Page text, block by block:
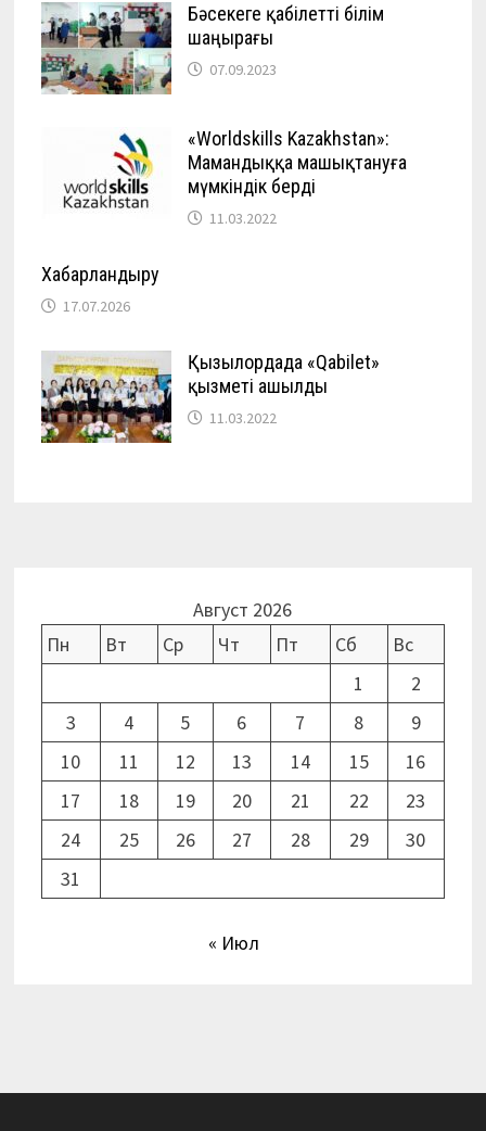
Бәсекеге қабілетті білім
шаңырағы
07.09.2023
«Worldskills Kazakhstan»:
Мамандыққа машықтануға
мүмкіндік берді
11.03.2022
Хабарландыру
17.07.2026
Қызылордада «Qabilet»
қызметі ашылды
11.03.2022
Август 2026
Пн
Вт Ср Чт Пт Сб
Вс
1
2
3
4 5 6 7 8
9
10
11 12 13 14 15
16
17
18 19 20 21 22
23
24
25 26 27 28 29
30
31
« Июл